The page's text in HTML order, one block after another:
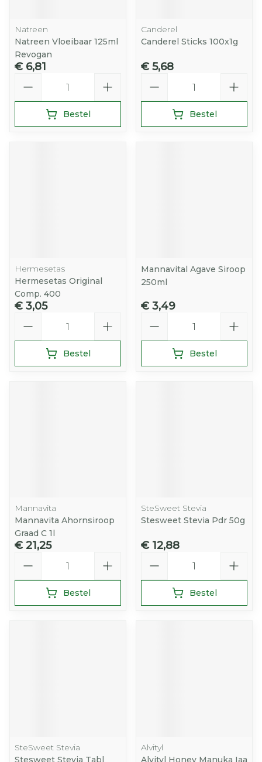
Natreen
Natreen Vloeibaar 125ml
Revogan
€ 6,81
Bestel
Canderel
Canderel Sticks 100x1g
€ 5,68
Bestel
Hermesetas
Hermesetas Original
Comp. 400
€ 3,05
Bestel
Mannavital Agave Siroop
250ml
€ 3,49
Bestel
Mannavita
Mannavita Ahornsiroop
Graad C 1l
€ 21,25
Bestel
SteSweet Stevia
Stesweet Stevia Pdr 50g
€ 12,88
Bestel
SteSweet Stevia
Stesweet Stevia Tabl
Alvityl
Alvityl Honey Manuka Iaa